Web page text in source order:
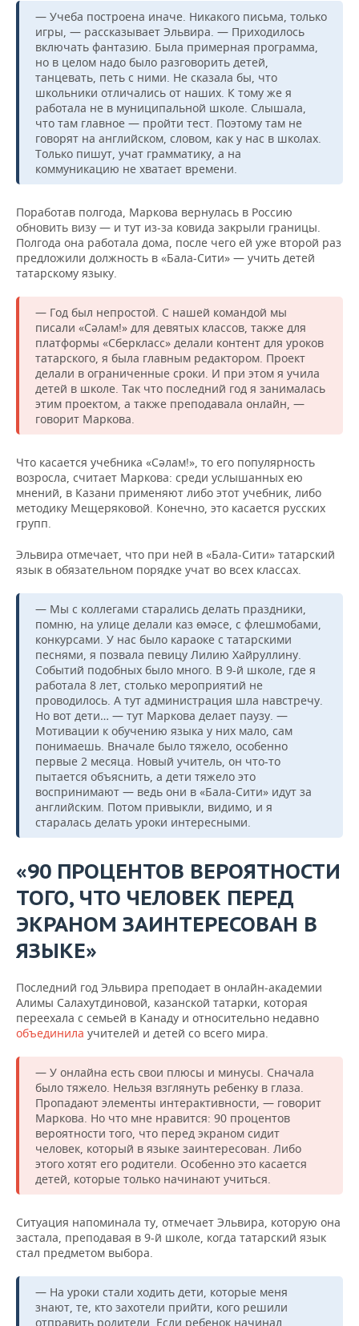
— Учеба построена иначе. Никакого письма, только
игры, — рассказывает Эльвира. — Приходилось
включать фантазию. Была примерная программа,
но в целом надо было разговорить детей,
танцевать, петь с ними. Не сказала бы, что
школьники отличались от наших. К тому же я
работала не в муниципальной школе. Слышала,
что там главное — пройти тест. Поэтому там не
говорят на английском, словом, как у нас в школах.
Только пишут, учат грамматику, а на
коммуникацию не хватает времени.
Поработав полгода, Маркова вернулась в Россию
обновить визу — и тут из-за ковида закрыли границы.
Полгода она работала дома, после чего ей уже второй раз
предложили должность в «Бала-Сити» — учить детей
татарскому языку.
— Год был непростой. С нашей командой мы
писали «Сәлам!» для девятых классов, также для
платформы «Сберкласс» делали контент для уроков
татарского, я была главным редактором. Проект
делали в ограниченные сроки. И при этом я учила
детей в школе. Так что последний год я занималась
этим проектом, а также преподавала онлайн, —
говорит Маркова.
Что касается учебника «Сәлам!», то его популярность
возросла, считает Маркова: среди услышанных ею
мнений, в Казани применяют либо этот учебник, либо
методику Мещеряковой. Конечно, это касается русских
групп.
Эльвира отмечает, что при ней в «Бала-Сити» татарский
язык в обязательном порядке учат во всех классах.
— Мы с коллегами старались делать праздники,
помню, на улице делали каз өмәсе, с флешмобами,
конкурсами. У нас было караоке с татарскими
песнями, я позвала певицу Лилию Хайруллину.
Событий подобных было много. В 9-й школе, где я
работала 8 лет, столько мероприятий не
проводилось. А тут администрация шла навстречу.
Но вот дети… — тут Маркова делает паузу. —
Мотивации к обучению языка у них мало, сам
понимаешь. Вначале было тяжело, особенно
первые 2 месяца. Новый учитель, он что-то
пытается объяснить, а дети тяжело это
воспринимают — ведь они в «Бала-Сити» идут за
английским. Потом привыкли, видимо, и я
старалась делать уроки интересными.
«90 ПРОЦЕНТОВ ВЕРОЯТНОСТИ
ТОГО, ЧТО ЧЕЛОВЕК ПЕРЕД
ЭКРАНОМ ЗАИНТЕРЕСОВАН В
ЯЗЫКЕ»
Последний год Эльвира преподает в онлайн-академии
Алимы Салахутдиновой, казанской татарки, которая
переехала с семьей в Канаду и относительно недавно
объединила учителей и детей со всего мира.
— У онлайна есть свои плюсы и минусы. Сначала
было тяжело. Нельзя взглянуть ребенку в глаза.
Пропадают элементы интерактивности, — говорит
Маркова. Но что мне нравится: 90 процентов
вероятности того, что перед экраном сидит
человек, который в языке заинтересован. Либо
этого хотят его родители. Особенно это касается
детей, которые только начинают учиться.
Ситуация напоминала ту, отмечает Эльвира, которую она
застала, преподавая в 9-й школе, когда татарский язык
стал предметом выбора.
— На уроки стали ходить дети, которые меня
знают, те, кто захотели прийти, кого решили
отправить родители. Если ребенок начинал